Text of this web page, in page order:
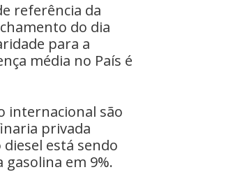
referência da
do dia
para a
média no País é
internacional são
privada
está sendo
em 9%.